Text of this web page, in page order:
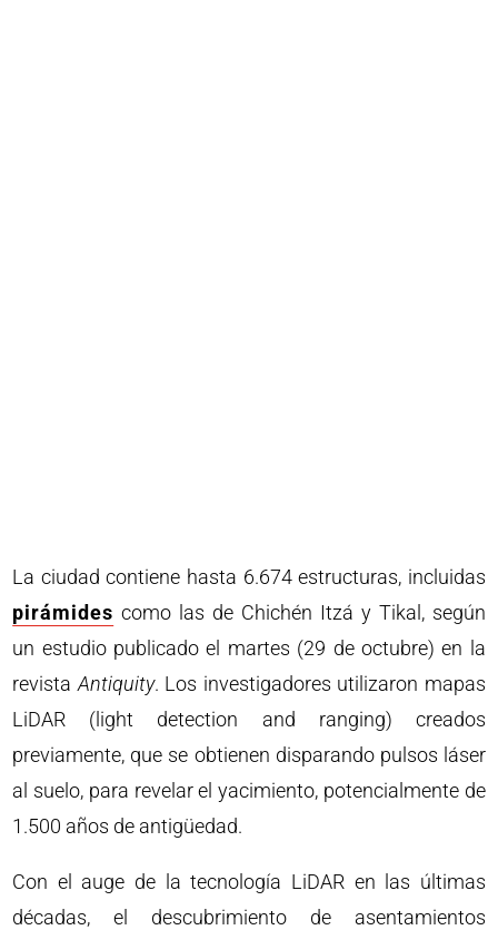
La ciudad contiene hasta 6.674 estructuras, incluidas
pirámides como las de Chichén Itzá y Tikal, según
un estudio publicado el martes (29 de octubre) en la
revista Antiquity. Los investigadores utilizaron mapas
LiDAR (light detection and ranging) creados
previamente, que se obtienen disparando pulsos láser
al suelo, para revelar el yacimiento, potencialmente de
1.500 años de antigüedad.
Con el auge de la tecnología LiDAR en las últimas
décadas, el descubrimiento de asentamientos